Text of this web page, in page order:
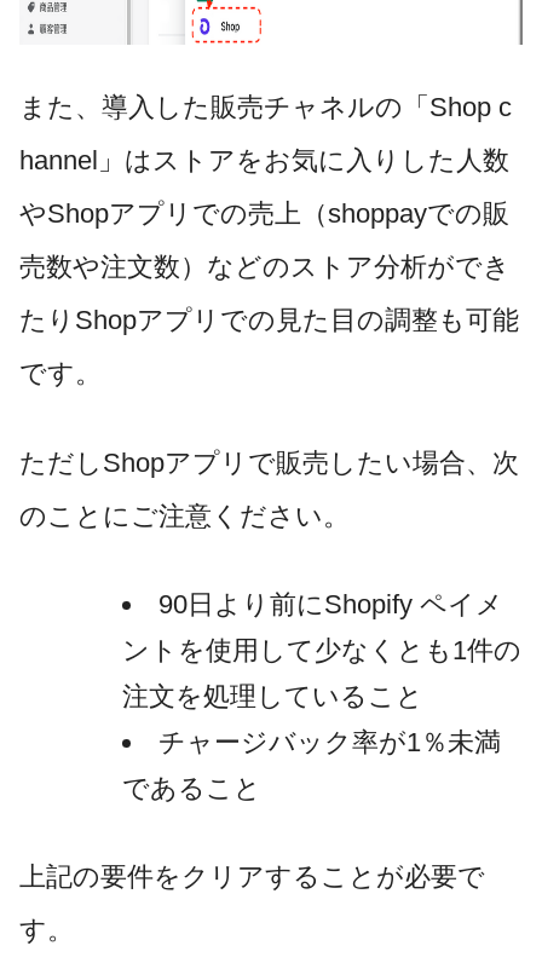
また、導入した販売チャネルの「Shop c
hannel」はストアをお気に入りした人数
やShopアプリでの売上（shoppayでの販
売数や注文数）などのストア分析ができ
たりShopアプリでの見た目の調整も可能
です。
ただしShopアプリで販売したい場合、次
のことにご注意ください。
90日より前にShopify ペイメ
ントを使用して少なくとも1件の
注文を処理していること
チャージバック率が1％未満
であること
上記の要件をクリアすることが必要で
す。